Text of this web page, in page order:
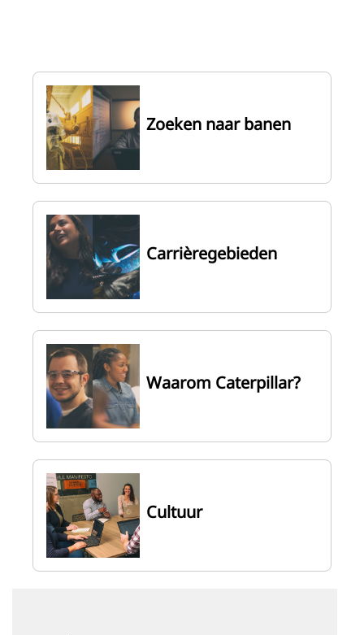
Zoeken naar banen
Carrièregebieden
Waarom Caterpillar?
Cultuur